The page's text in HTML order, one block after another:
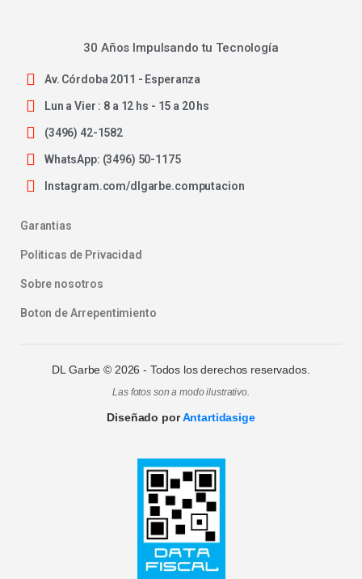
30 Años Impulsando tu Tecnología
Av. Córdoba 2011 - Esperanza
Lun a Vier : 8 a 12 hs - 15 a 20 hs
(3496) 42-1582
WhatsApp: (3496) 50-1175
Instagram.com/dlgarbe.computacion
Garantias
Politicas de Privacidad
Sobre nosotros
Boton de Arrepentimiento
DL Garbe © 2026 - Todos los derechos reservados.
Las fotos son a modo ilustrativo.
Diseñado porAntartidasige